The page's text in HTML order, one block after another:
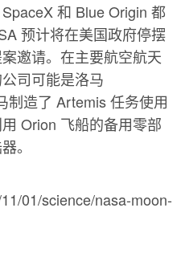
和 Blue Origin 都
预计将在美国政府停摆
邀请。在主要航空航天
司可能是洛马
制造了 Artemis 任务使用
Orion 飞船的备用零部
。
01/science/nasa-moon-